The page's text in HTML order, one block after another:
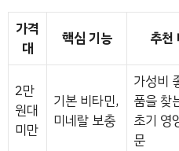
가격
대
핵심 기능 추천
2만
원대
미만
기본 비타민,
미네랄 보충
가성비
품을 찾
초기 영
문